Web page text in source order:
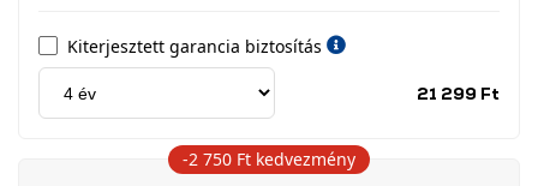
Kiterjesztett garancia biztosítás
21 299 Ft
-2 750 Ft kedvezmény